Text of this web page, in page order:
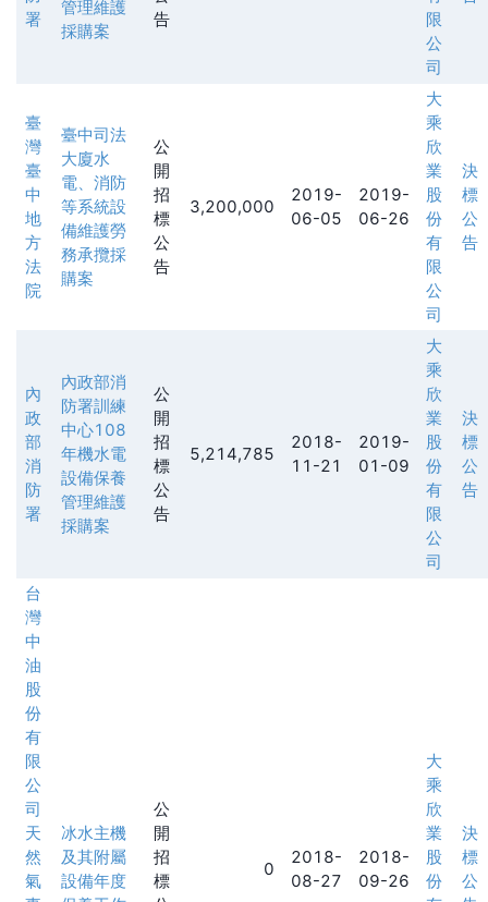
署
管理維護
採購案
告
限
公
司
臺
灣
臺
中
地
方
法
院
臺中司法
大廈水
電、消防
等系統設
備維護勞
務承攬採
購案
公
開
招
標
公
告
3,200,000
2019-
06-05
2019-
06-26
大
乘
欣
業
股
份
有
限
公
司
決
標
公
告
內
政
部
消
防
署
內政部消
防署訓練
中心108
年機水電
設備保養
管理維護
採購案
公
開
招
標
公
告
5,214,785
2018-
11-21
2019-
01-09
大
乘
欣
業
股
份
有
限
公
司
決
標
公
告
台
灣
中
油
股
份
有
限
公
司
天
然
氣
冰水主機
及其附屬
設備年度
公
開
招
標
0
2018-
08-27
2018-
09-26
大
乘
欣
業
股
份
決
標
公